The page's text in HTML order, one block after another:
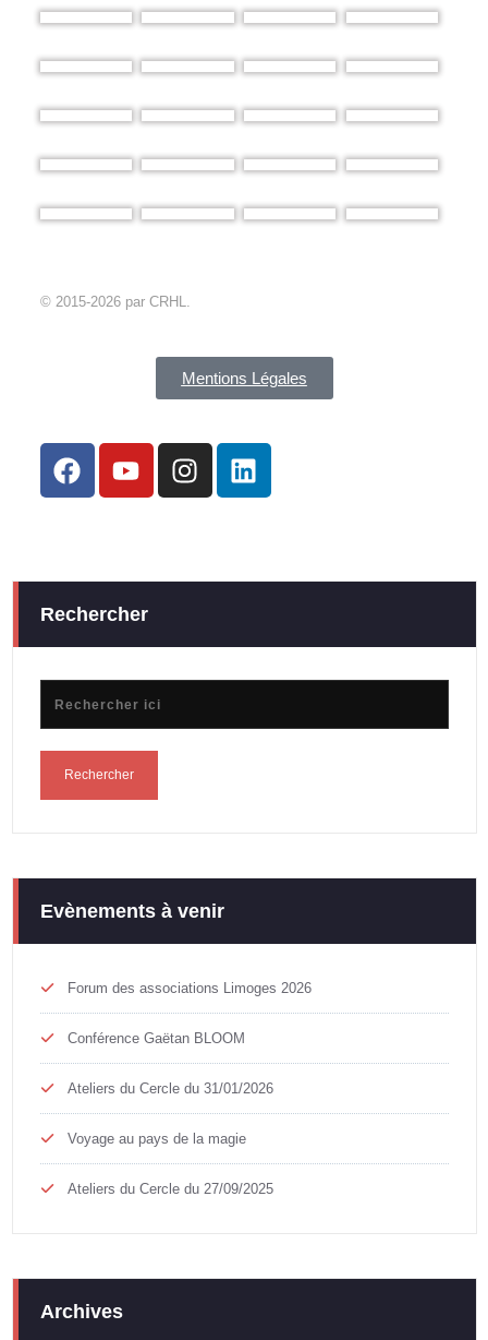
© 2015-2026 par CRHL.
Mentions Légales
Rechercher
Evènements à venir
Forum des associations Limoges 2026
Conférence Gaëtan BLOOM
Ateliers du Cercle du 31/01/2026
Voyage au pays de la magie
Ateliers du Cercle du 27/09/2025
Archives